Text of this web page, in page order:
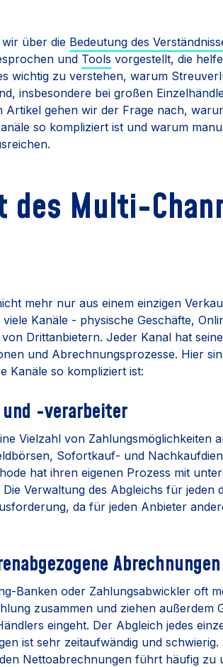
über die Bedeutung des
und Tools vorgestellt, die
wichtig zu verstehen, warum
insbesondere bei großen
Artikel gehen wir der Frage nach,
so kompliziert ist und warum
des Multi-
mehr nur aus einem einzigen
Kanäle - physische Geschäfte,
Drittanbietern. Jeder Kanal hat
und Abrechnungsprozesse. Hier
Kanäle so kompliziert ist:
-verarbeiter
Vielzahl von Zahlungsmöglichkeiten
Sofortkauf- und
hat ihren eigenen Prozess mit
Verwaltung des Abgleichs für jeden
da für jeden Anbieter
Abrechnungen
Banken oder Zahlungsabwickler oft
zusammen und ziehen außerdem
eingeht. Der Abgleich jedes
ist sehr zeitaufwändig und schwierig.
Nettoabrechnungen führt häufig zu